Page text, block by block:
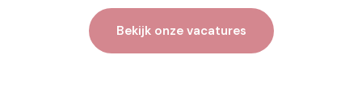
Bekijk onze vacatures